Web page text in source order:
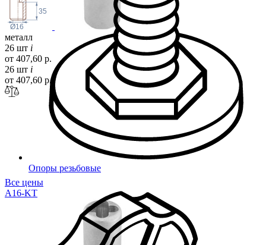
Опоры резьбовые
Ø16
35
металл
26 шт i
от 407,60 р.
26 шт i
от 407,60 р.
Все цены
A16-KT